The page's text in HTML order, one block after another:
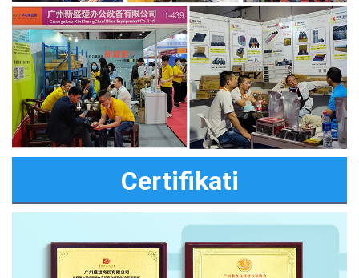
Certifikati